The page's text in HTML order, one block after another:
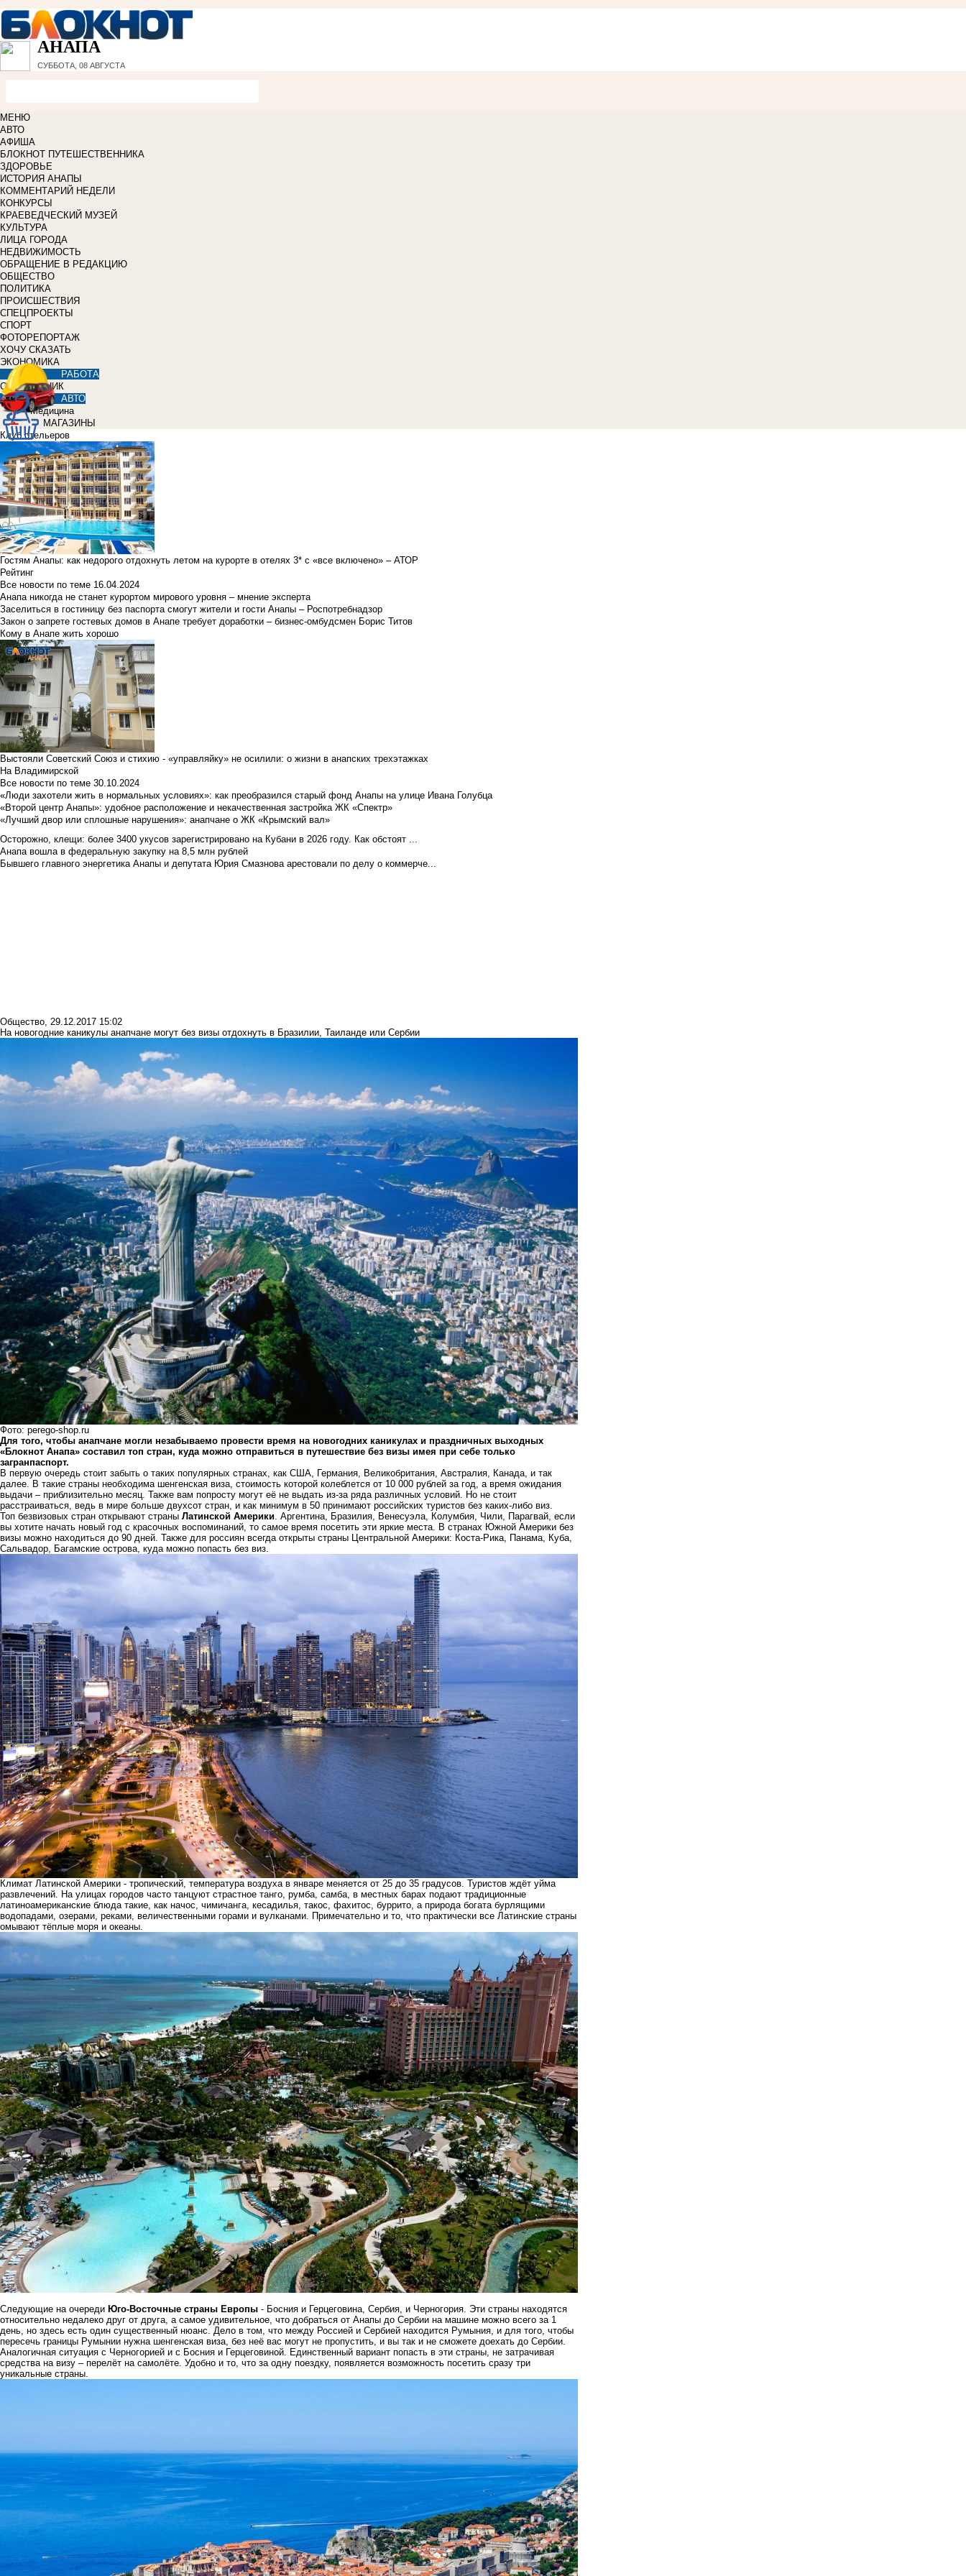
АНАПА
СУББОТА, 08 АВГУСТА
МЕНЮ
АВТО
АФИША
БЛОКНОТ ПУТЕШЕСТВЕННИКА
ЗДОРОВЬЕ
ИСТОРИЯ АНАПЫ
КОММЕНТАРИЙ НЕДЕЛИ
КОНКУРСЫ
КРАЕВЕДЧЕСКИЙ МУЗЕЙ
КУЛЬТУРА
ЛИЦА ГОРОДА
НЕДВИЖИМОСТЬ
ОБРАЩЕНИЕ В РЕДАКЦИЮ
ОБЩЕСТВО
ПОЛИТИКА
ПРОИСШЕСТВИЯ
СПЕЦПРОЕКТЫ
СПОРТ
ФОТОРЕПОРТАЖ
ХОЧУ СКАЗАТЬ
ЭКОНОМИКА
РАБОТА
СПРАВОЧНИК
АВТО
Медицина
МАГАЗИНЫ
Клуб отельеров
Гостям Анапы: как недорого отдохнуть летом на курорте в отелях 3* с «все включено» – АТОР
Рейтинг
Все новости по теме 16.04.2024
Анапа никогда не станет курортом мирового уровня – мнение эксперта
Заселиться в гостиницу без паспорта смогут жители и гости Анапы – Роспотребнадзор
Закон о запрете гостевых домов в Анапе требует доработки – бизнес-омбудсмен Борис Титов
Кому в Анапе жить хорошо
Выстояли Советский Союз и стихию - «управляйку» не осилили: о жизни в анапских трехэтажках
На Владимирской
Все новости по теме 30.10.2024
«Люди захотели жить в нормальных условиях»: как преобразился старый фонд Анапы на улице Ивана Голубца
«Второй центр Анапы»: удобное расположение и некачественная застройка ЖК «Спектр»
«Лучший двор или сплошные нарушения»: анапчане о ЖК «Крымский вал»
Осторожно, клещи: более 3400 укусов зарегистрировано на Кубани в 2026 году. Как обстоят ...
Анапа вошла в федеральную закупку на 8,5 млн рублей
Бывшего главного энергетика Анапы и депутата Юрия Смазнова арестовали по делу о коммерче...
Общество, 29.12.2017 15:02
На новогодние каникулы анапчане могут без визы отдохнуть в Бразилии, Таиланде или Сербии
Фото: perego-shop.ru
Для того, чтобы анапчане могли незабываемо провести время на новогодних каникулах и праздничных выходных
«Блокнот Анапа» составил топ стран, куда можно отправиться в путешествие без визы имея при себе только
загранпаспорт.
В первую очередь стоит забыть о таких популярных странах, как США, Германия, Великобритания, Австралия, Канада, и так
далее. В такие страны необходима шенгенская виза, стоимость которой колеблется от 10 000 рублей за год, а время ожидания
выдачи – приблизительно месяц. Также вам попросту могут её не выдать из-за ряда различных условий. Но не стоит
расстраиваться, ведь в мире больше двухсот стран, и как минимум в 50 принимают российских туристов без каких-либо виз.
Топ безвизовых стран открывают страны Латинской Америки . Аргентина, Бразилия, Венесуэла, Колумбия, Чили, Парагвай, если
вы хотите начать новый год с красочных воспоминаний, то самое время посетить эти яркие места. В странах Южной Америки без
визы можно находиться до 90 дней. Также для россиян всегда открыты страны Центральной Америки: Коста-Рика, Панама, Куба,
Сальвадор, Багамские острова, куда можно попасть без виз.
Климат Латинской Америки - тропический, температура воздуха в январе меняется от 25 до 35 градусов. Туристов ждёт уйма
развлечений. На улицах городов часто танцуют страстное танго, румба, самба, в местных барах подают традиционные
латиноамериканские блюда такие, как начос, чимичанга, кесадилья, такос, фахитос, буррито, а природа богата бурлящими
водопадами, озерами, реками, величественными горами и вулканами. Примечательно и то, что практически все Латинские страны
омывают тёплые моря и океаны.
Следующие на очереди Юго-Восточные страны Европы - Босния и Герцеговина, Сербия, и Черногория. Эти страны находятся
относительно недалеко друг от друга, а самое удивительное, что добраться от Анапы до Сербии на машине можно всего за 1
день, но здесь есть один существенный нюанс. Дело в том, что между Россией и Сербией находится Румыния, и для того, чтобы
пересечь границы Румынии нужна шенгенская виза, без неё вас могут не пропустить, и вы так и не сможете доехать до Сербии.
Аналогичная ситуация с Черногорией и с Босния и Герцеговиной. Единственный вариант попасть в эти страны, не затрачивая
средства на визу – перелёт на самолёте. Удобно и то, что за одну поездку, появляется возможность посетить сразу три
уникальные страны.